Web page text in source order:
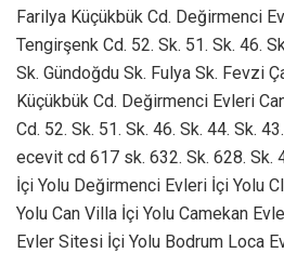
Farilya Küçükbük Cd. Değirmenci
Tengirşenk Cd. 52. Sk. 51. Sk. 46.
Sk. Gündoğdu Sk. Fulya Sk. Fevzi
Küçükbük Cd. Değirmenci Evleri
Cd. 52. Sk. 51. Sk. 46. Sk. 44. Sk.
ecevit cd 617 sk. 632. Sk. 628. Sk.
İçi Yolu Değirmenci Evleri İçi Yolu
Yolu Can Villa İçi Yolu Camekan
Evler Sitesi İçi Yolu Bodrum Loca